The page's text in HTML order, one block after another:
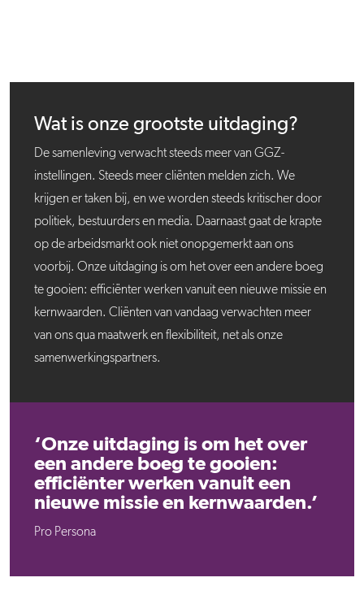
Wat is onze grootste uitdaging?
De samenleving verwacht steeds meer van GGZ-
instellingen. Steeds meer cliënten melden zich. We
krijgen er taken bij, en we worden steeds kritischer door
politiek, bestuurders en media. Daarnaast gaat de krapte
op de arbeidsmarkt ook niet onopgemerkt aan ons
voorbij. Onze uitdaging is om het over een andere boeg
te gooien: efficiënter werken vanuit een nieuwe missie en
kernwaarden. Cliënten van vandaag verwachten meer
van ons qua maatwerk en flexibiliteit, net als onze
samenwerkingspartners.
‘Onze uitdaging is om het over
een andere boeg te gooien:
efficiënter werken vanuit een
nieuwe missie en kernwaarden.’
Pro Persona